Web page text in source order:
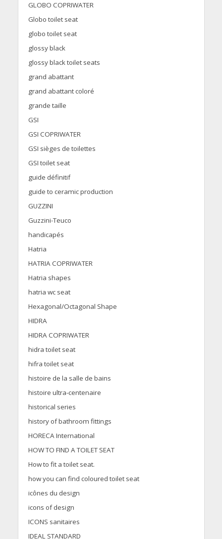
GLOBO COPRIWATER
Globo toilet seat
globo toilet seat
glossy black
glossy black toilet seats
grand abattant
grand abattant coloré
grande taille
GSI
GSI COPRIWATER
GSI sièges de toilettes
GSI toilet seat
guide définitif
guide to ceramic production
GUZZINI
Guzzini-Teuco
handicapés
Hatria
HATRIA COPRIWATER
Hatria shapes
hatria wc seat
Hexagonal/Octagonal Shape
HIDRA
HIDRA COPRIWATER
hidra toilet seat
hifra toilet seat
histoire de la salle de bains
histoire ultra-centenaire
historical series
history of bathroom fittings
HORECA International
HOW TO FIND A TOILET SEAT
How to fit a toilet seat.
how you can find coloured toilet seat
icônes du design
icons of design
ICONS sanitaires
IDEAL STANDARD